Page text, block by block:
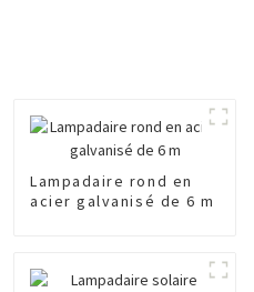
Lampadaire rond en
acier galvanisé de 6 m